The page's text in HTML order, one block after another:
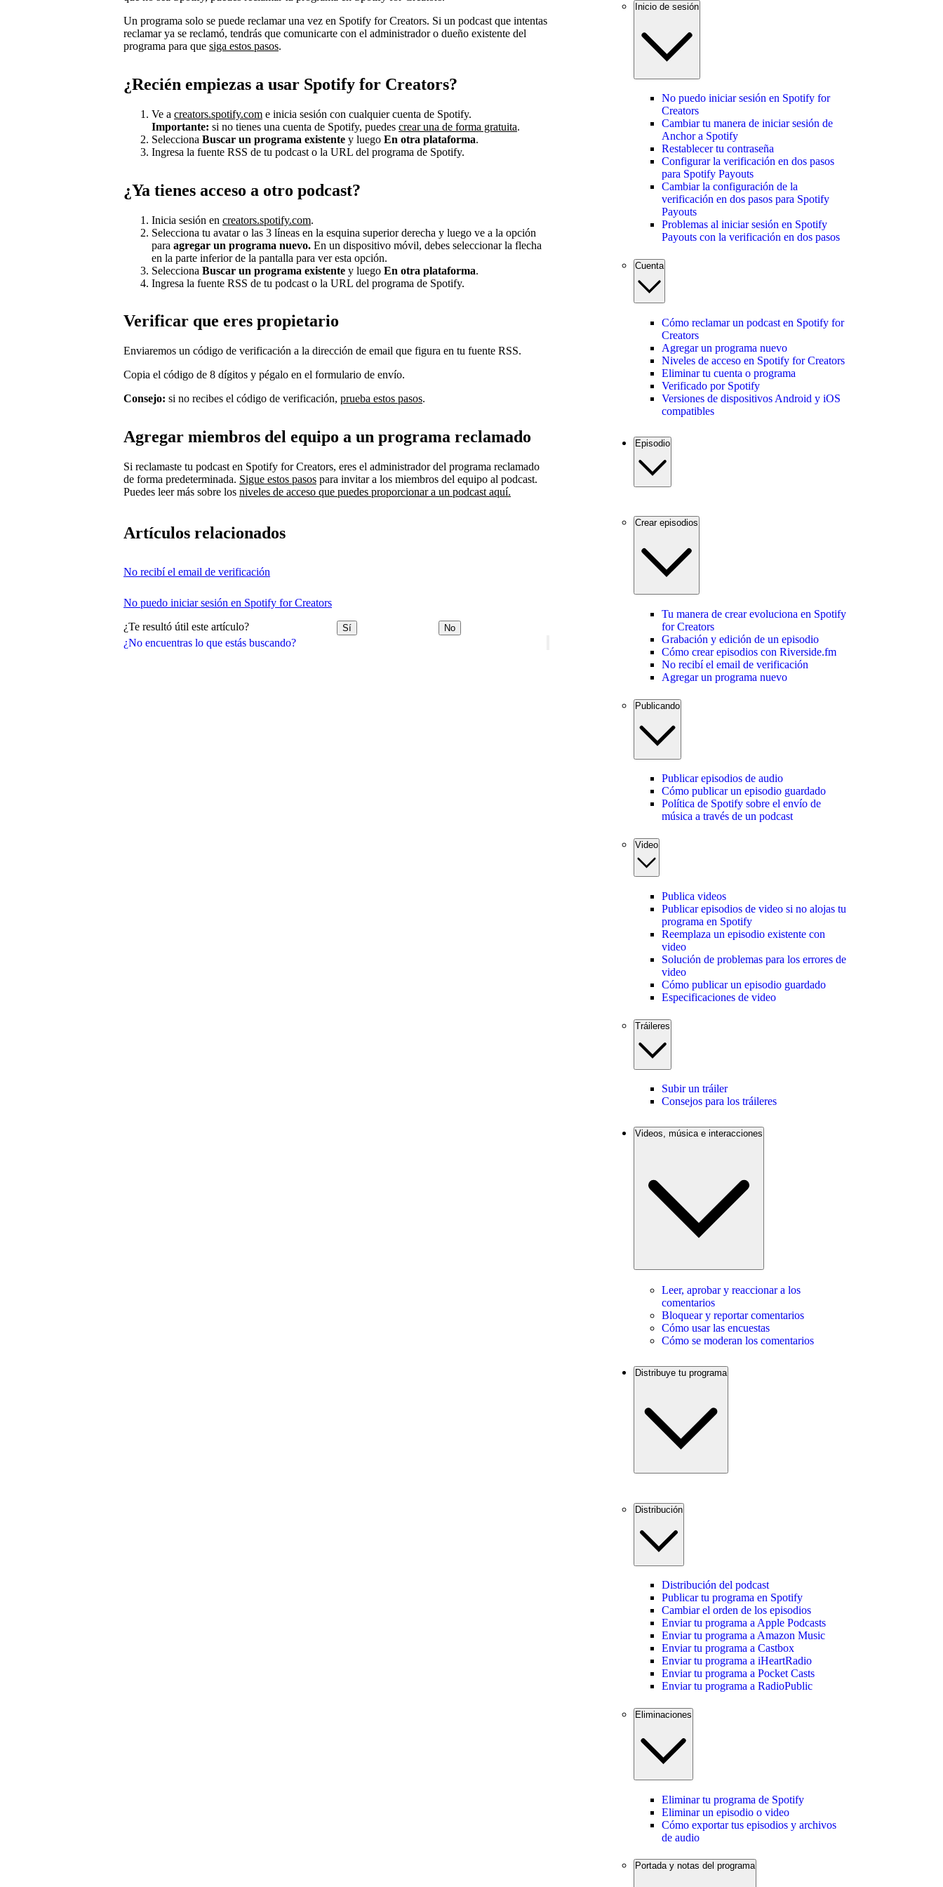
¿No encuentras lo que estás buscando?
Un programa solo se puede reclamar una vez en Spotify for Creators. Si un podcast que intentas
reclamar ya se reclamó, tendrás que comunicarte con el administrador o dueño existente del
programa para que siga estos pasos.
¿Recién empiezas a usar Spotify for Creators?
Ve a creators.spotify.com e inicia sesión con cualquier cuenta de Spotify.
Importante: si no tienes una cuenta de Spotify, puedes crear una de forma gratuita.
Selecciona Buscar un programa existente y luego En otra plataforma.
Ingresa la fuente RSS de tu podcast o la URL del programa de Spotify.
¿Ya tienes acceso a otro podcast?
Inicia sesión en creators.spotify.com.
Selecciona tu avatar o las 3 líneas en la esquina superior derecha y luego ve a la opción
para agregar un programa nuevo. En un dispositivo móvil, debes seleccionar la flecha
en la parte inferior de la pantalla para ver esta opción.
Selecciona Buscar un programa existente y luego En otra plataforma.
Ingresa la fuente RSS de tu podcast o la URL del programa de Spotify.
Verificar que eres propietario
Enviaremos un código de verificación a la dirección de email que figura en tu fuente RSS.
Copia el código de 8 dígitos y pégalo en el formulario de envío.
Consejo: si no recibes el código de verificación, prueba estos pasos.
Agregar miembros del equipo a un programa reclamado
Si reclamaste tu podcast en Spotify for Creators, eres el administrador del programa reclamado
de forma predeterminada. Sigue estos pasos para invitar a los miembros del equipo al podcast.
Puedes leer más sobre los niveles de acceso que puedes proporcionar a un podcast aquí.
Artículos relacionados
No recibí el email de verificación
No puedo iniciar sesión en Spotify for Creators
¿Te resultó útil este artículo? Sí No
Inicio de sesión
No puedo iniciar sesión en Spotify for
Creators
Cambiar tu manera de iniciar sesión de
Anchor a Spotify
Restablecer tu contraseña
Configurar la verificación en dos pasos
para Spotify Payouts
Cambiar la configuración de la
verificación en dos pasos para Spotify
Payouts
Problemas al iniciar sesión en Spotify
Payouts con la verificación en dos pasos
Cuenta
Cómo reclamar un podcast en Spotify for
Creators
Agregar un programa nuevo
Niveles de acceso en Spotify for Creators
Eliminar tu cuenta o programa
Verificado por Spotify
Versiones de dispositivos Android y iOS
compatibles
Episodio
Crear episodios
Tu manera de crear evoluciona en Spotify
for Creators
Grabación y edición de un episodio
Cómo crear episodios con Riverside.fm
No recibí el email de verificación
Agregar un programa nuevo
Publicando
Publicar episodios de audio
Cómo publicar un episodio guardado
Política de Spotify sobre el envío de
música a través de un podcast
Video
Publica videos
Publicar episodios de video si no alojas tu
programa en Spotify
Reemplaza un episodio existente con
video
Solución de problemas para los errores de
video
Cómo publicar un episodio guardado
Especificaciones de video
Tráileres
Subir un tráiler
Consejos para los tráileres
Videos, música e interacciones
Leer, aprobar y reaccionar a los
comentarios
Bloquear y reportar comentarios
Cómo usar las encuestas
Cómo se moderan los comentarios
Distribuye tu programa
Distribución
Distribución del podcast
Publicar tu programa en Spotify
Cambiar el orden de los episodios
Enviar tu programa a Apple Podcasts
Enviar tu programa a Amazon Music
Enviar tu programa a Castbox
Enviar tu programa a iHeartRadio
Enviar tu programa a Pocket Casts
Enviar tu programa a RadioPublic
Eliminaciones
Eliminar tu programa de Spotify
Eliminar un episodio o video
Cómo exportar tus episodios y archivos
de audio
Portada y notas del programa